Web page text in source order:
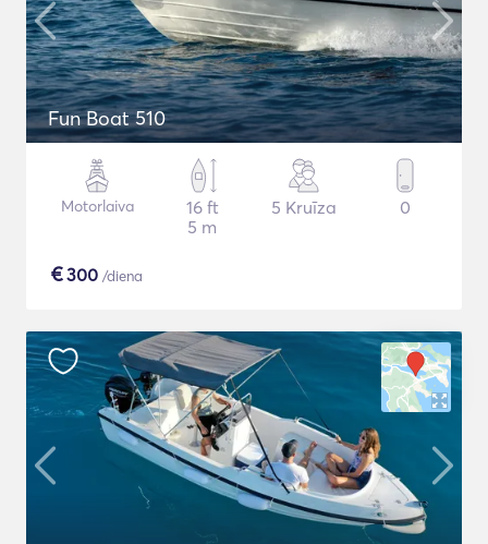
Fun Boat 510
Motorlaiva
16 ft
5 m
5 Kruīza 0
€300 /diena